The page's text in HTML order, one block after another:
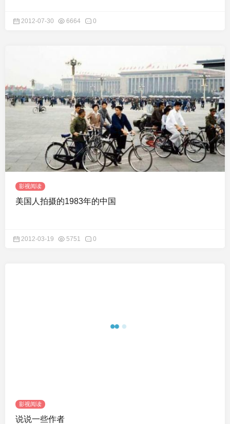
2012-07-30 6664 0
影视阅读
美国人拍摄的1983年的中国
2012-03-19 5751 0
影视阅读
说说一些作者